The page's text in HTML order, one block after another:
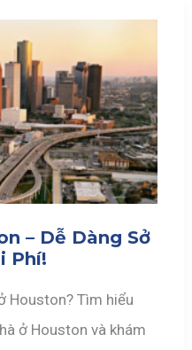
– Dễ Dàng Sở
Phí!
Houston? Tìm hiểu
ở Houston và khám